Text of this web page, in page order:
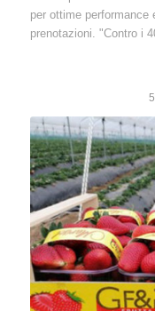
per ottime performance
prenotazioni. "Contro i